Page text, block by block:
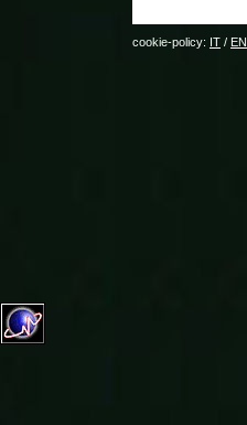
cookie-policy: IT / EN